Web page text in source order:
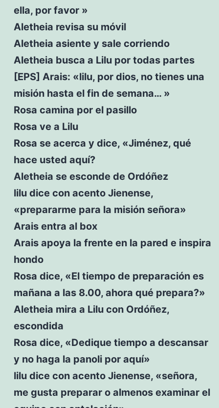
ella, por favor »
Aletheia revisa su móvil
Aletheia asiente y sale corriendo
Aletheia busca a Lilu por todas partes
[EPS] Arais: «lilu, por dios, no tienes una
misión hasta el fin de semana… »
Rosa camina por el pasillo
Rosa ve a Lilu
Rosa se acerca y dice, «Jiménez, qué
hace usted aquí?
Aletheia se esconde de Ordóñez
lilu dice con acento Jienense,
«prepararme para la misión señora»
Arais entra al box
Arais apoya la frente en la pared e inspira
hondo
Rosa dice, «El tiempo de preparación es
mañana a las 8.00, ahora qué prepara?»
Aletheia mira a Lilu con Ordóñez,
escondida
Rosa dice, «Dedique tiempo a descansar
y no haga la panoli por aquí»
lilu dice con acento Jienense, «señora,
me gusta preparar o almenos examinar el